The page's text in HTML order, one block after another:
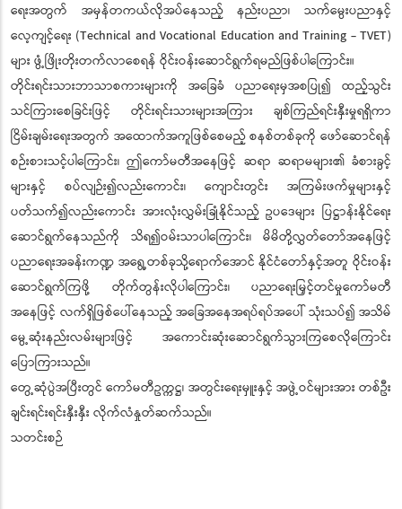
ရေးအတွက် အမှန်တကယ်လိုအပ်နေသည့် နည်းပညာ၊ သက်မွေးပညာနှင့်
လေ့ကျင့်ရေး (Technical and Vocational Education and Training - TVET)
များ ဖွံ့ဖြိုးတိုးတက်လာစေရန် ဝိုင်းဝန်းဆောင်ရွက်ရမည်ဖြစ်ပါကြောင်း။
တိုင်းရင်းသားဘာသာစကားများကို အခြေခံ ပညာရေးမှအစပြု၍ ထည့်သွင်း
သင်ကြားစေခြင်းဖြင့် တိုင်းရင်းသားများအကြား ချစ်ကြည်ရင်းနှီးမှုရရှိကာ
ငြိမ်းချမ်းရေးအတွက် အထောက်အကူဖြစ်စေမည့် စနစ်တစ်ခုကို ဖော်ဆောင်ရန်
စဉ်းစားသင့်ပါကြောင်း၊ ဤကော်မတီအနေဖြင့် ဆရာ ဆရာမများ၏ ခံစားခွင့်
များနှင့် စပ်လျဉ်း၍လည်းကောင်း၊ ကျောင်းတွင်း အကြမ်းဖက်မှုများနှင့်
ပတ်သက်၍လည်းကောင်း အားလုံးလွှမ်းခြုံနိုင်သည့် ဥပဒေများ ပြဋ္ဌာန်းနိုင်ရေး
ဆောင်ရွက်နေသည်ကို သိရ၍ဝမ်းသာပါကြောင်း၊ မိမိတို့လွှတ်တော်အနေဖြင့်
ပညာရေးအခန်းကဏ္ဍ အရွေ့တစ်ခုသို့ရောက်အောင် နိုင်ငံတော်နှင့်အတူ ဝိုင်းဝန်း
ဆောင်ရွက်ကြဖို့ တိုက်တွန်းလိုပါကြောင်း၊ ပညာရေးမြှင့်တင်မှုကော်မတီ
အနေဖြင့် လက်ရှိဖြစ်ပေါ်နေသည့် အခြေအနေအရပ်ရပ်အပေါ် သုံးသပ်၍ အသိမ်
မွေ့ဆုံးနည်းလမ်းများဖြင့် အကောင်းဆုံးဆောင်ရွက်သွားကြစေလိုကြောင်း
ပြောကြားသည်။
တွေ့ဆုံပွဲအပြီးတွင် ကော်မတီဥက္ကဋ္ဌ၊ အတွင်းရေးမှူးနှင့် အဖွဲ့ဝင်များအား တစ်ဦး
ချင်းရင်းရင်းနှီးနှီး လိုက်လံနှုတ်ဆက်သည်။
သတင်းစဉ်